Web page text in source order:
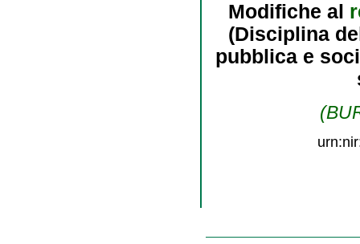
Modifiche al
(Disciplina
pubblica e